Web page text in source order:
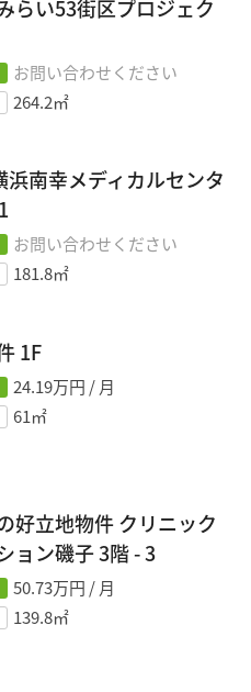
らい53街区プロジェク
お問い合わせください
264.2㎡
浜南幸メディカルセンタ
お問い合わせください
181.8㎡
1F
24.19万円 / 月
61㎡
好立地物件 クリニック
ョン磯子3階 - 3
50.73万円 / 月
139.8㎡